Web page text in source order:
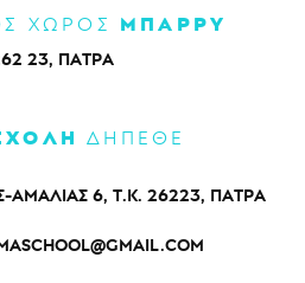
ΧΩΡΟΣ ΜΠΑΡΡΥ
23, ΠΑΤΡΑ
ΔΗΠΕΘΕ
6, Τ.Κ. 26223, ΠΑΤΡΑ